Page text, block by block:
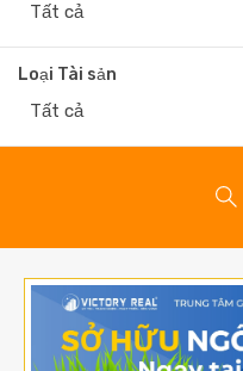
Tất cả
Loại Tài sản
Tất cả